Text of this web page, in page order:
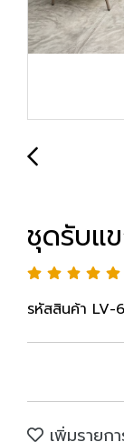
ชุดรับแ
รหัสสินค้า LV-
เพิ่มรายก